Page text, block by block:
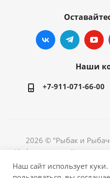
Наши
+7-911-071-66-00
2026 © "Рыбак и
Информация сайта
правах. Индивидуальный
Сергей Юрьевич. ИНН
Наш сайт использует